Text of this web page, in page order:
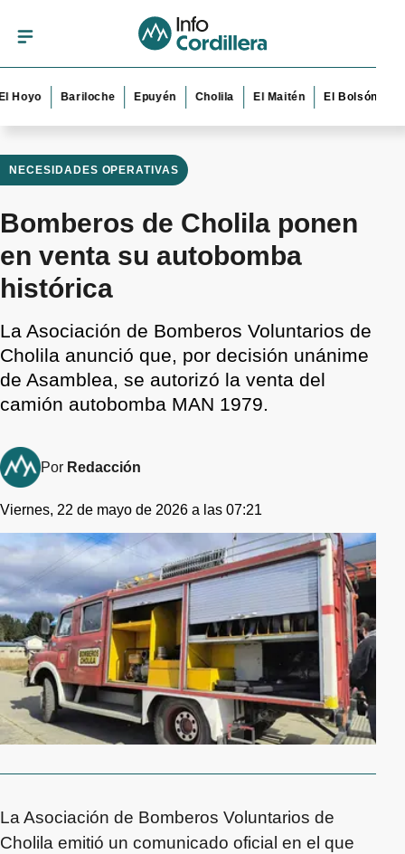
Bariloche Epuyén Cholila El Maitén El Bolsón Esquel
NECESIDADES OPERATIVAS
Bomberos de Cholila ponen
en venta su autobomba
histórica
La Asociación de Bomberos Voluntarios de
Cholila anunció que, por decisión unánime
de Asamblea, se autorizó la venta del
camión autobomba MAN 1979.
Por Redacción
Viernes, 22 de mayo de 2026 a las 07:21
La Asociación de Bomberos Voluntarios de
Cholila emitió un comunicado oficial en el que